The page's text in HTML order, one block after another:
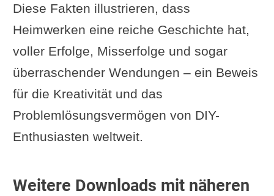
Diese Fakten illustrieren, dass
Heimwerken eine reiche Geschichte hat,
voller Erfolge, Misserfolge und sogar
überraschender Wendungen – ein Beweis
für die Kreativität und das
Problemlösungsvermögen von DIY-
Enthusiasten weltweit.
Weitere Downloads mit näheren